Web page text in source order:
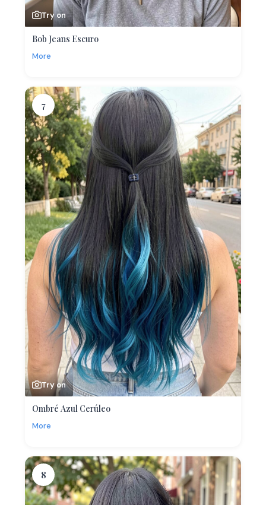
Try on
Bob Jeans Escuro
More
7
Try on
Ombré Azul Cerúleo
More
8